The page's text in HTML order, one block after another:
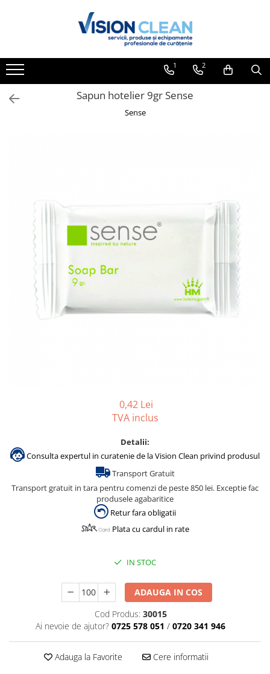
Aspiratoare si masini curatenie
profesionale
pardoseli
Maturatori
Monodiscuri profesionale
Detergenti profesionali
Accesorii detergenti, pompe,
pulverizatoare
Detergenti bucatarie
Detergenti rufe si tesaturi
Detergenti toaleta, grup sanitar
Room Care
Dezinfectanti profesionali
Dezinfectanti maini
Dezinfectanti medicali profesionali
Dezinfectanti suprafete
Dispensere acoperitoare colac wc
Dispensere hartie igienica
Dispensere odorizante
Dispensere pungi igiena feminina
1 2
Sapun hotelier 9gr Sense
Sense
0,42 Lei
TVA inclus
Detalii:
Consulta expertul in curatenie de la Vision Clean privind produsul
Transport Gratuit
Transport gratuit in tara pentru comenzi de peste 850 lei. Exceptie fac
produsele agabaritice
Retur fara obligatii
Plata cu cardul in rate
IN STOC
ADAUGA IN COS
Cod Produs: 30015
Ai nevoie de ajutor? 0725 578 051 / 0720 341 946
Adauga la Favorite Cere informatii